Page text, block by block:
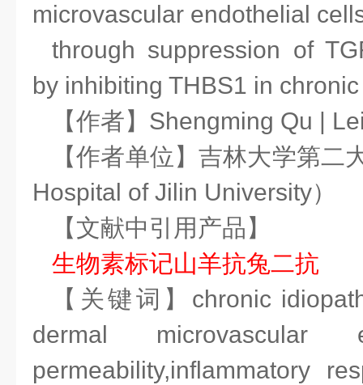
microvascular endothelial
through suppression of
by inhibiting THBS1 in
【作者】Shengming Qu |
【作者单位】吉林大学第二
Hospital of Jilin University）
【文献中引用产品】
生物素标记山羊抗兔二抗
【关键词】chronic
dermal microvascular
permeability,inflammatory